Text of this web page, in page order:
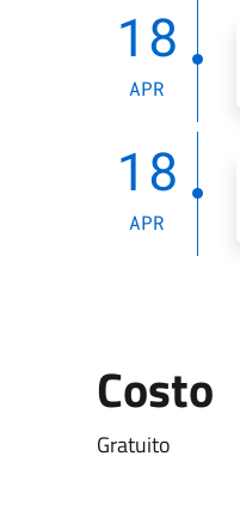
18
APR
18
APR
Costo
Gratuito